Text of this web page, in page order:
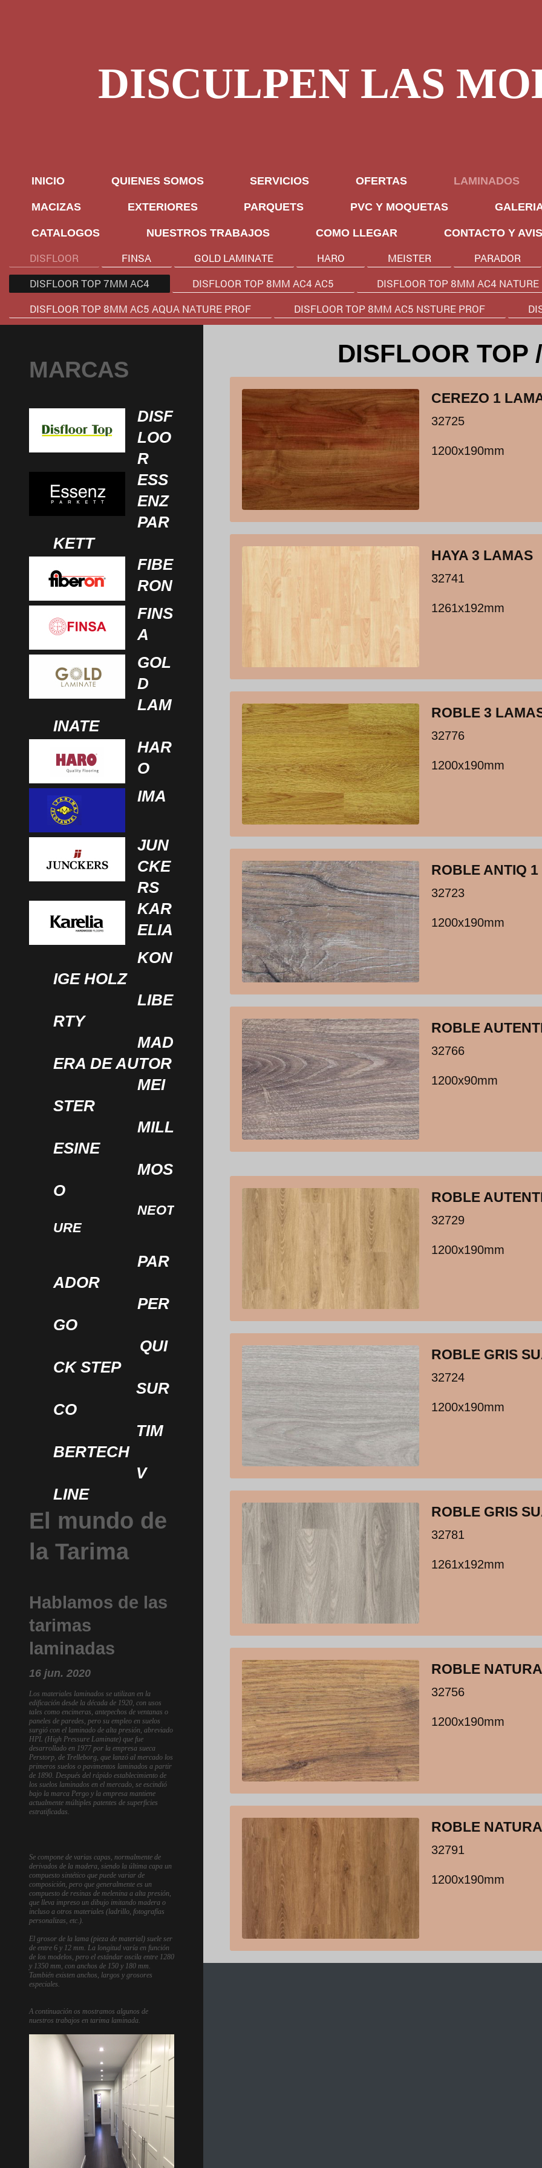
DISCULPEN LAS
INICIO QUIENES SOMOS SERVICIOS OFERTAS LAMINADOS
MACIZAS EXTERIORES PARQUETS PVC Y MOQUETAS
CATALOGOS NUESTROS TRABAJOS COMO LLEGAR CONTACTO Y
DISFLOOR FINSA GOLD LAMINATE HARO MEISTER
PARADOR
DISFLOOR TOP 7MM AC4
DISFLOOR TOP 8MM AC4 AC5
DISFLOOR TOP 8MM AC4 NATURE
DISFLOOR TOP 8MM AC5 AQUA NATURE PROF
DISFLOOR TOP 8MM AC5 NSTURE PROF
DISFLOOR TOP
CEREZO 1
32725
1200x190mm
HAYA 3 LAMAS
32741
1261x192mm
ROBLE 3
32776
1200x190mm
ROBLE ANTIQ
32723
1200x190mm
ROBLE
32766
1200x90mm
ROBLE
32729
1200x190mm
ROBLE GRIS
32724
1200x190mm
ROBLE GRIS
32781
1261x192mm
ROBLE
32756
1200x190mm
ROBLE
32791
1200x190mm
MARCAS
DISF
LOO
R
ESS
ENZ
PAR
KETT
FIBE
RON
FINS
A
GOL
D
LAM
INATE
HAR
O
IMA
JUN
CKE
RS
KAR
ELIA
KON
IGE HOLZ
LIBE
RTY
MAD
ERA DE AUTOR
MEI
STER
MILL
ESINE
MOS
O
NEOT
URE
PAR
ADOR
PER
GO
QUI
CK STEP
SUR
CO
TIM
BERTECH
V
LINE
El mundo de
la Tarima
Hablamos de las
tarimas
laminadas
16 jun. 2020
Los materiales laminados se utilizan en la
edificación desde la década de 1920, con usos
tales como encimeras, antepechos de ventanas o
paneles de paredes, pero su empleo en suelos
surgió con el laminado de alta presión, abreviado
HPL (High Pressure Laminate) que fue
desarrollado en 1977 por la empresa sueca
Perstorp, de Trelleborg, que lanzó al mercado los
primeros suelos o pavimentos laminados a partir
de 1890. Después del rápido establecimiento de
los suelos laminados en el mercado, se escindió
bajo la marca Pergo y la empresa mantiene
actualmente múltiples patentes de superficies
estratificadas.
Se compone de varias capas, normalmente de
derivados de la madera, siendo la última capa un
compuesto sintético que puede variar de
composición, pero que generalmente es un
compuesto de resinas de melenina a alta presión,
que lleva impreso un dibujo imitando madera o
incluso a otros materiales (ladrillo, fotografías
personalizas, etc.).
El grosor de la lama (pieza de material) suele ser
de entre 6 y 12 mm. La longitud varía en función
de los modelos, pero el estándar oscila entre 1280
y 1350 mm, con anchos de 150 y 180 mm.
También existen anchos, largos y grosores
especiales.
A continuación os mostramos algunos de
nuestros trabajos en tarima laminada.